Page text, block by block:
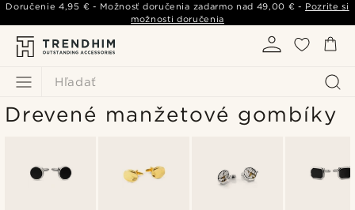
Hľadať
Doručenie4,95 € - Možnosť doručenia zadarmo nad 49,00 € - Pozrite si
možnosti doručenia
Drevené manžetové gombíky